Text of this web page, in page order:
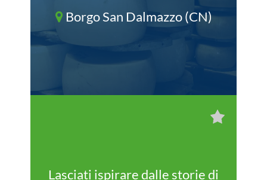
Borgo San Dalmazzo (CN)
Lasciati ispirare dalle storie di